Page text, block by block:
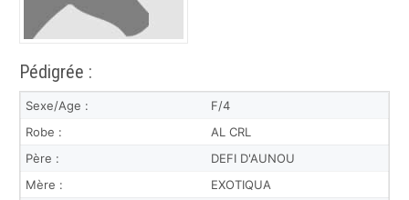
Pédigrée :
Sexe/Age :
F/4
Robe :
AL CRL
Père :
DEFI D'AUNOU
Mère :
EXOTIQUA